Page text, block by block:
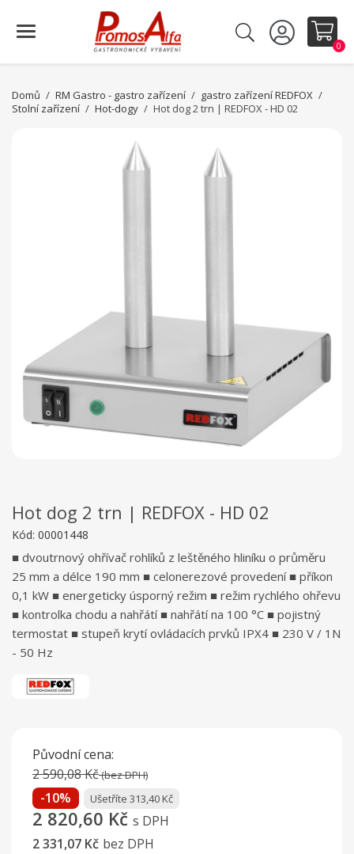
0
Domů RM Gastro - gastro zařízení
gastro zařízení REDFOX
Stolní zařízení
Hot-dogy Hot dog 2 trn | REDFOX - HD 02
Hot dog 2 trn | REDFOX - HD 02
Kód: 00001448
■ dvoutrnový ohřívač rohlíků z leštěného hliníku o průměru
25 mm a délce 190 mm ■ celonerezové provedení ■ příkon
0,1 kW ■ energeticky úsporný režim ■ režim rychlého ohřevu
■ kontrolka chodu a nahřátí ■ nahřátí na 100 °C ■ pojistný
termostat ■ stupeň krytí ovládacích prvků IPX4 ■ 230 V / 1N
- 50 Hz
Původní cena:
2 590,08 Kč(bez DPH)
-10% Ušetříte 313,40 Kč
2 820,60 Kč s DPH
2 331,07 Kč bez DPH